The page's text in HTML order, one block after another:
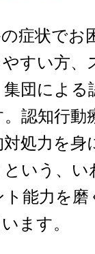
症状でお
すい方
団による
認知行動
処力を身
いう、
能力を磨
ます。